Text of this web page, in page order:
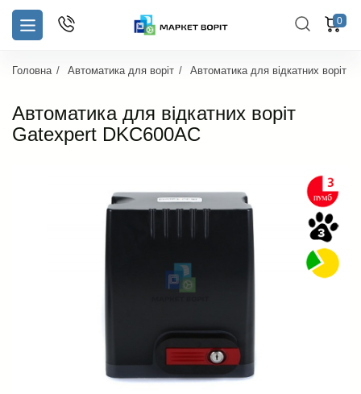
0
Головна Автоматика для воріт Автоматика для відкатних воріт
Автоматика для відкатних воріт
Gatexpert DKC600AC